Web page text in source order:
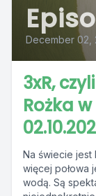
December 02,
3xR,
Rożka
Na świecie jest
więcej połowa
wodą. Są